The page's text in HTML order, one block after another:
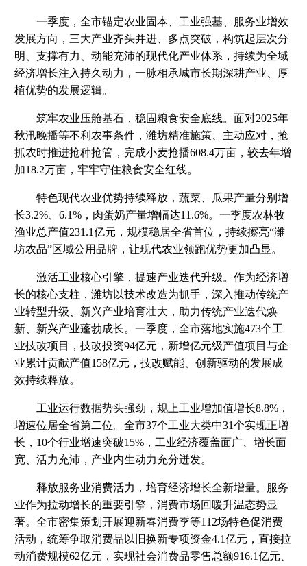
一季度，全市锚定农业固本、工业强基、服务业增效
发展方向，三大产业齐头并进、多点突破，构筑起层次分
明、支撑有力、动能充沛的现代化产业体系，持续为全域
经济增长注入持久动力，一脉相承城市长期深耕产业、厚
植优势的发展逻辑。
筑牢农业压舱基石，稳固粮食安全底线。面对2025年
秋汛晚播等不利农事条件，潍坊精准施策、主动应对，抢
抓农时推进抢种抢管，完成小麦抢播608.4万亩，较去年增
加18.2万亩，牢牢守住粮食安全红线。
特色现代农业优势持续释放，蔬菜、瓜果产量分别增
长3.2%、6.1%，肉蛋奶产量增幅达11.6%。一季度农林牧
渔业总产值231.1亿元，规模稳居全省首位，持续擦亮“潍
坊农品”区域公用品牌，让现代农业领跑优势更加凸显。
激活工业核心引擎，提速产业迭代升级。作为经济增
长的核心支柱，潍坊以技术改造为抓手，深入推动传统产
业转型升级、新兴产业培育壮大，助力传统产业迭代焕
新、新兴产业蓬勃成长。一季度，全市落地实施473个工
业技改项目，技改投资94亿元，新增亿元级产值项目与企
业累计贡献产值158亿元，技改赋能、创新驱动的发展成
效持续释放。
工业运行数据势头强劲，规上工业增加值增长8.8%，
增速位居全省第二位。全市37个工业大类中31个实现正增
长，10个行业增速突破15%，工业经济覆盖面广、增长面
宽、活力充沛，产业内生动力充分迸发。
释放服务业消费活力，培育经济增长全新增量。服务
业作为拉动增长的重要引擎，消费市场回暖升温态势显
著。全市密集策划开展迎新春消费季等112场特色促消费
活动，统筹争取消费品以旧换新专项资金4.1亿元，直接拉
动消费规模62亿元，实现社会消费品零售总额916.1亿元、